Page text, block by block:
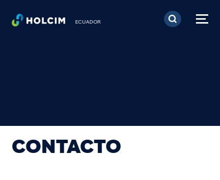
Pasar al contenido
ECUADOR
CONTACTO